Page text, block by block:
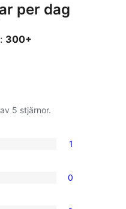
per dag
300+
av 5 stjärnor.
1
0